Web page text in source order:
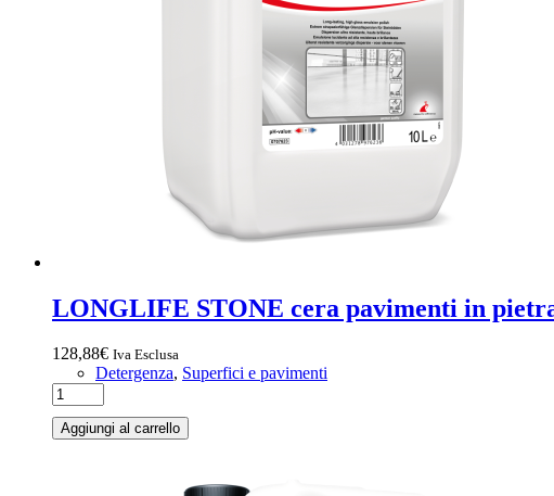
LONGLIFE STONE cera pavimenti in
128,88€ Iva Esclusa
Detergenza, Superfici e pavimenti
Aggiungi al carrello